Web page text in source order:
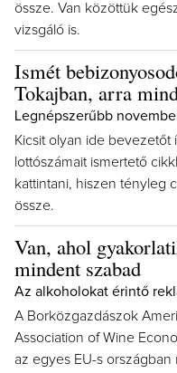
össze. Van közöttük
vizsgáló is.
Ismét
Tokajban, arra
Legnépszerűbb
Kicsit olyan ide
lottószámait ismertető
kattintani, hiszen tényleg
össze.
Van, ahol
mindent szabad
Az alkoholokat érintő
A Borközgazdászok
Association of Wine
az egyes EU-s